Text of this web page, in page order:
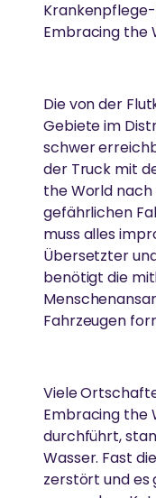
DARSHAN
Amma ist
Weisheit
REGIONALE
In ganz
Menschen, um
vertiefen und
Umwelt zu
Die von Amma
junge Menschen
Einsatz von
Menschen in
Hochwertige
Atmosphäre von
LÄNDLICHE
beginnen
Geist zu
-Amma
Essen,
Forschung
Ländliche
SPIRITUELL
Spirituelle
MEHR
Spenden
Embracing the
Die von der
Gebiete im
schwer
der Truck mit
the World
gefährlichen
muss alles
Übersetzter
benötigt die
Fahrzeugen
Viele
Embracing the
durchführt,
Wasser. Fast
zerstört und es